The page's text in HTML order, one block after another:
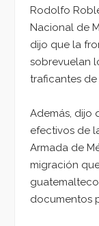
Rodolfo
Nacional de
dijo que la
sobrevuelan
traficantes
Además, dijo
efectivos de
Armada de
migración
documentos